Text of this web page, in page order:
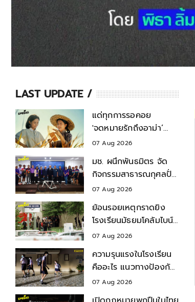
LAST UPDATE
แด่ทุกการรอคอย
'จดหมายรักถึงอาม่า’
เรื่องราวของการ
ด้วยจดหมายข้ามแผ่นดิน
07 Aug 2026
มช. ผนึกพันธมิตร จัด
กิจกรรมสาธารณกุศลปั่น
เพื่อน้อง กรุงเทพฯ-
07 Aug 2026
ย้อนรอยเหตุกราดยิง
โรงเรียนมัธยมโคลัมไบน์
ปี 1999 สำรวจบาดแผล
07 Aug 2026
ความรุนแรงในโรงเรียน
คืออะไร แนวทางป้องกัน-
แก้ไข ก่อนเกิดเหตุไม่คาด
07 Aug 2026